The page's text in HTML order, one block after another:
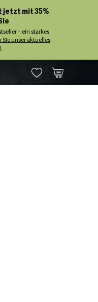
jetzt mit 35%
– ein starkes
Sie unser aktuelles